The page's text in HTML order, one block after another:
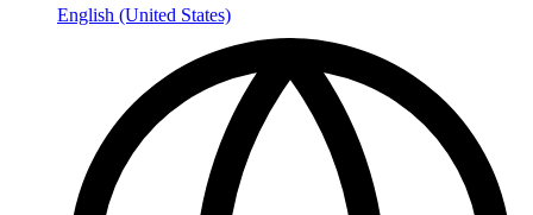
English (United States)